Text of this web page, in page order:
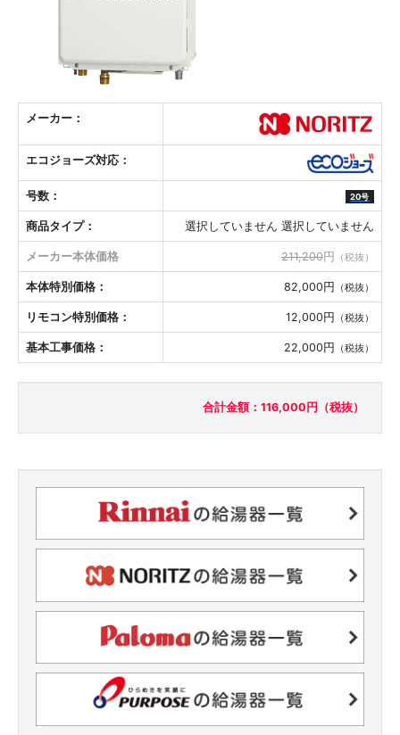
メーカー：
エコジョーズ対応：
号数： 20号
商品タイプ： 選択していません 選択していません
メーカー本体価格 211,200円 （税抜）
本体特別価格： 82,000円 （税抜）
リモコン特別価格： 12,000円 （税抜）
基本工事価格： 22,000円 （税抜）
合計金額：116,000円（税抜）